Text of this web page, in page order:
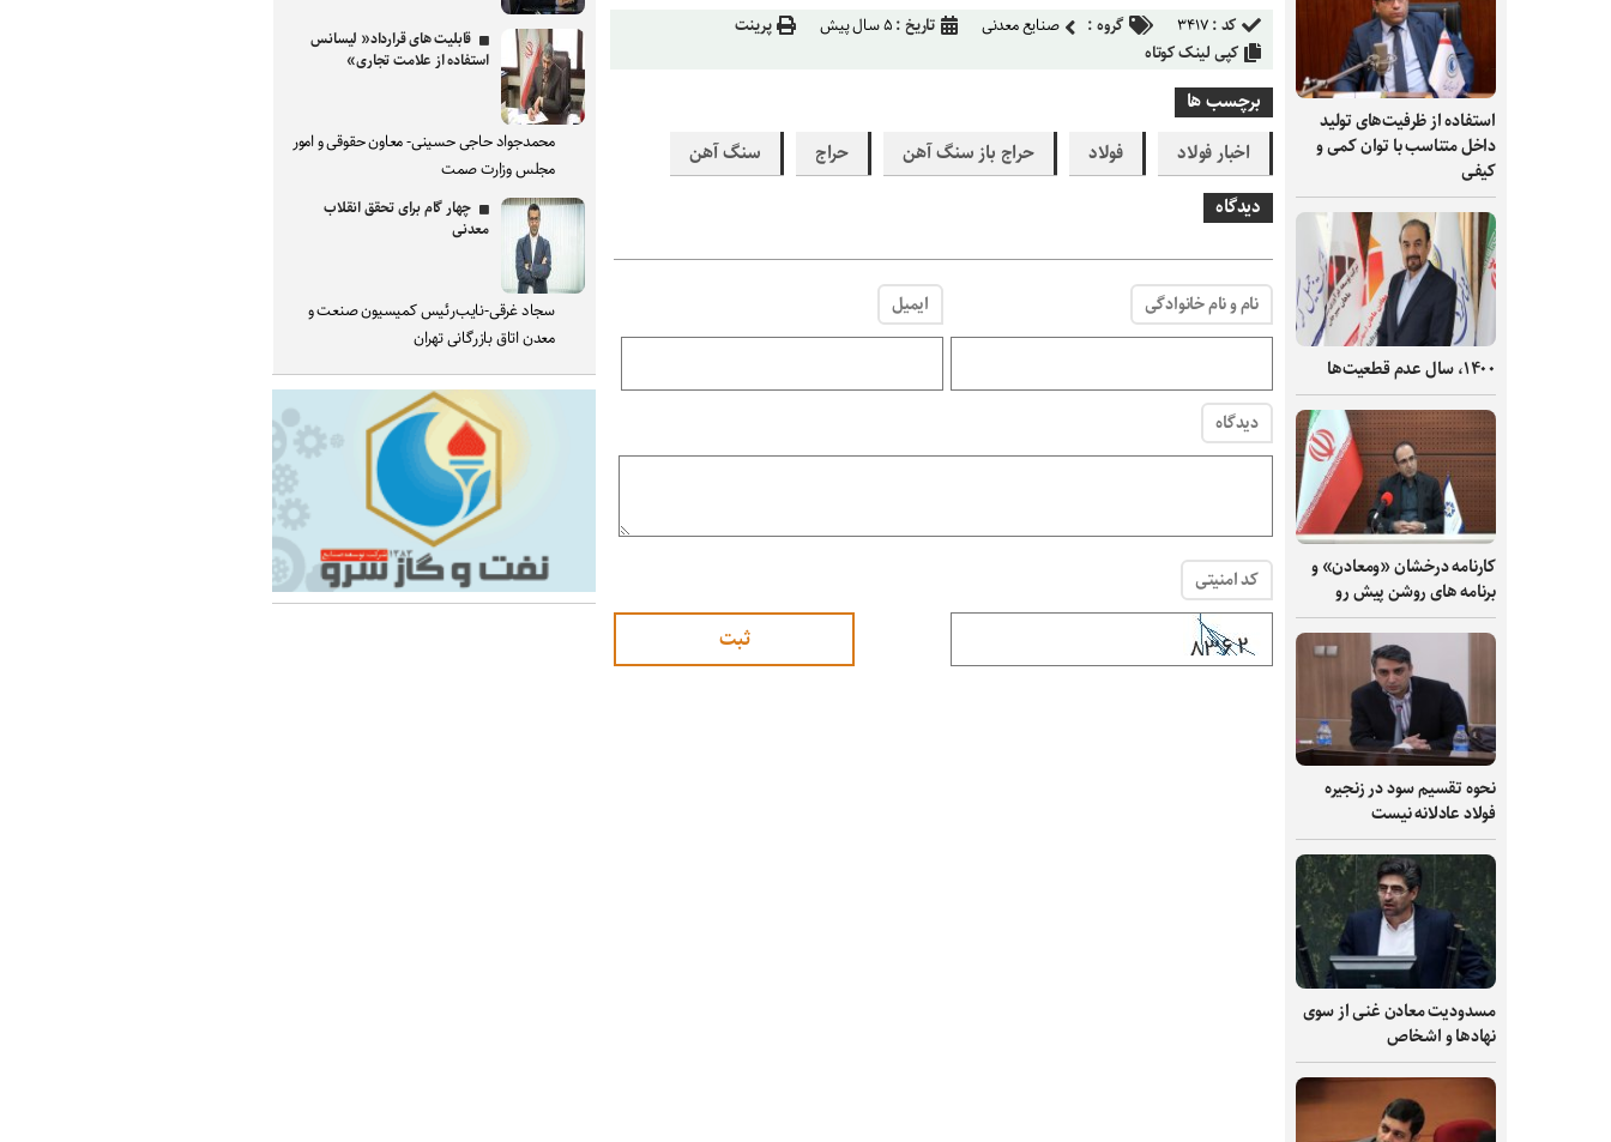
استفاده از ظرفیت‌های تولید
داخل متناسب با توان کمی و
کیفی
۱۴۰۰، سال عدم قطعیت‌ها
کارنامه درخشان «ومعادن» و
برنامه های روشن پیش رو
نحوه تقسیم سود در زنجیره
فولاد عادلانه نیست
مسدودیت معادن غنی از سوی
نهادها و اشخاص
کد :۳۴۱۷ گروه : صنایع معدنی تاریخ :۵ سال پیش
پرینت
کپی لینک کوتاه
برچسب ها
اخبار فولاد
فولاد حراج باز سنگ آهن حراج
سنگ آهن
دیدگاه
نام و نام خانوادگی ایمیل
دیدگاه
کد امنیتی
قابلیت های قرارداد« لیسانس
استفاده از علامت تجاری»
محمدجواد حاجی حسینی- معاون حقوقی و امور
مجلس وزارت صمت
چهار گام برای تحقق انقلاب
معدنی
سجاد غرقی-نایب‌رئیس کمیسیون صنعت و
معدن اتاق بازرگانی تهران